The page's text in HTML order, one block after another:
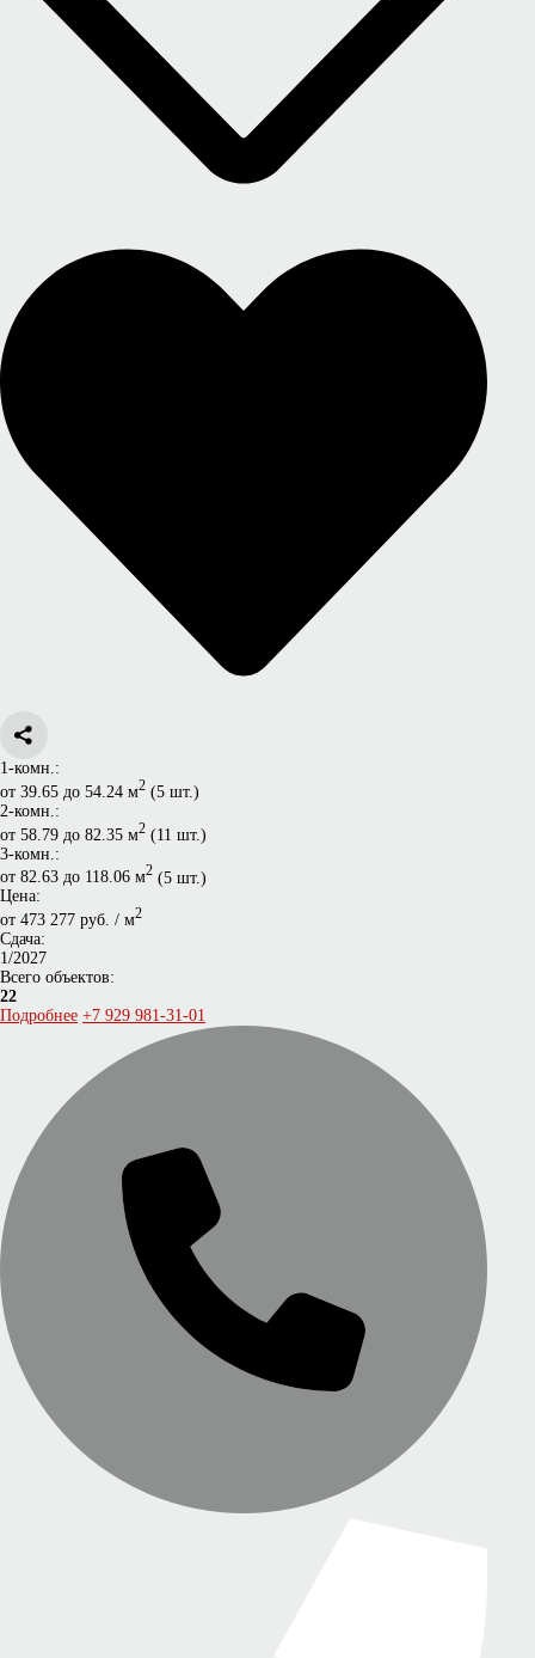
1-комн.:
от 39.65 до 54.24 м2 (5 шт.)
2-комн.:
от 58.79 до 82.35 м2 (11 шт.)
3-комн.:
от 82.63 до 118.06 м2 (5 шт.)
Цена:
от 473 277 руб. / м2
Сдача:
1/2027
Всего объектов:
22
Подробнее +7 929 981-31-01